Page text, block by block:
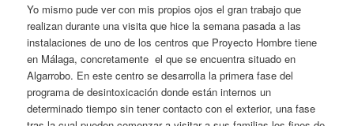
Yo mismo pude ver con mis propios ojos el gran trabajo que
realizan durante una visita que hice la semana pasada a las
instalaciones de uno de los centros que Proyecto Hombre tiene
en Málaga, concretamente el que se encuentra situado en
Algarrobo. En este centro se desarrolla la primera fase del
programa de desintoxicación donde están internos un
determinado tiempo sin tener contacto con el exterior, una fase